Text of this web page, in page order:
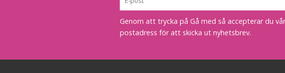
Genom att trycka på Gå med så accepterar du
postadress för att skicka ut nyhetsbrev.